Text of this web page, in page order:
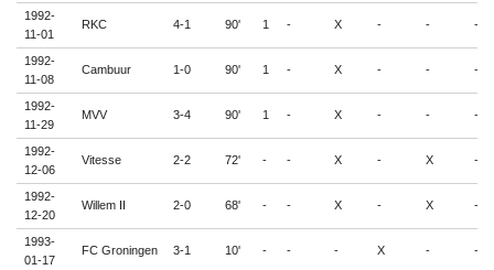
1992-
11-01
RKC 4-1 90' 1 - X - - -
1992-
11-08
Cambuur 1-0 90' 1 - X - - -
1992-
11-29
MVV 3-4 90' 1 - X - - -
1992-
12-06
Vitesse 2-2 72' - - X - X -
1992-
12-20
Willem II 2-0 68' - - X - X -
1993-
01-17
FC Groningen 3-1 10' - - - X - -